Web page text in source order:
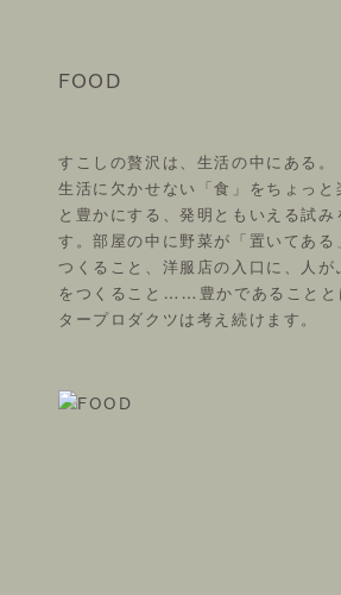
FOOD
すこしの贅沢は、生活の中にある。
生活に欠かせない「食」をちょっと
と豊かにする、発明ともいえる試み
す。部屋の中に野菜が「置いてある
つくること、洋服店の入口に、人が
をつくること……豊かであることと
タープロダクツは考え続けます。